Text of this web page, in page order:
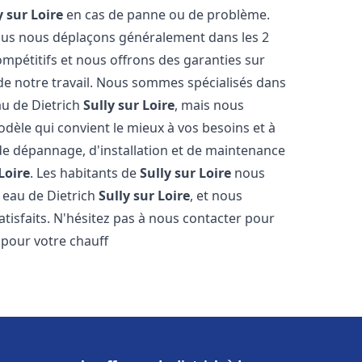
sur Loire en cas de panne ou de problème.
nous déplaçons généralement dans les 2
et nous offrons des garanties sur
notre travail. Nous sommes spécialisés dans
de DietrichSully sur Loire, mais nous
qui convient le mieux à vos besoins et à
dépannage, d'installation et de maintenance
. Les habitants deSully sur Loire nous
de DietrichSully sur Loire, et nous
N'hésitez pas à nous contacter pour
votre chauff